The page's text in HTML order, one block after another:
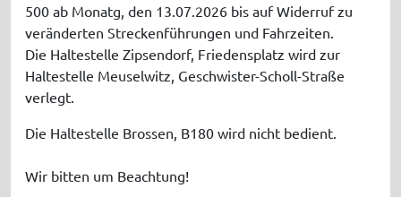
500 ab Monatg, den 13.07.2026 bis auf Widerruf zu
veränderten Streckenführungen und Fahrzeiten.
Die Haltestelle Zipsendorf, Friedensplatz wird zur
Haltestelle Meuselwitz, Geschwister-Scholl-Straße
verlegt.
Die Haltestelle Brossen, B180 wird nicht bedient.
Wir bitten um Beachtung!